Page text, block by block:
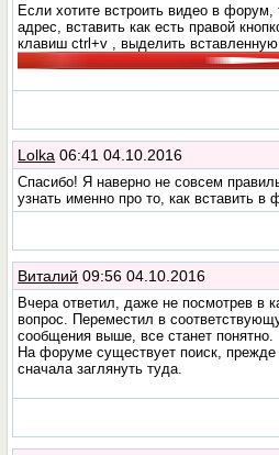
Если хотите встроить видео в форум,
адрес, вставить как есть правой
клавиш ctrl+v , выделить вставленную
Lolka 06:41 04.10.2016
Спасибо! Я наверно не совсем
узнать именно про то, как вставить в
Виталий 09:56 04.10.2016
Вчера ответил, даже не посмотрев в
вопрос. Переместил в
сообщения выше, все станет понятно.
На форуме существует поиск, прежде
сначала заглянуть туда.